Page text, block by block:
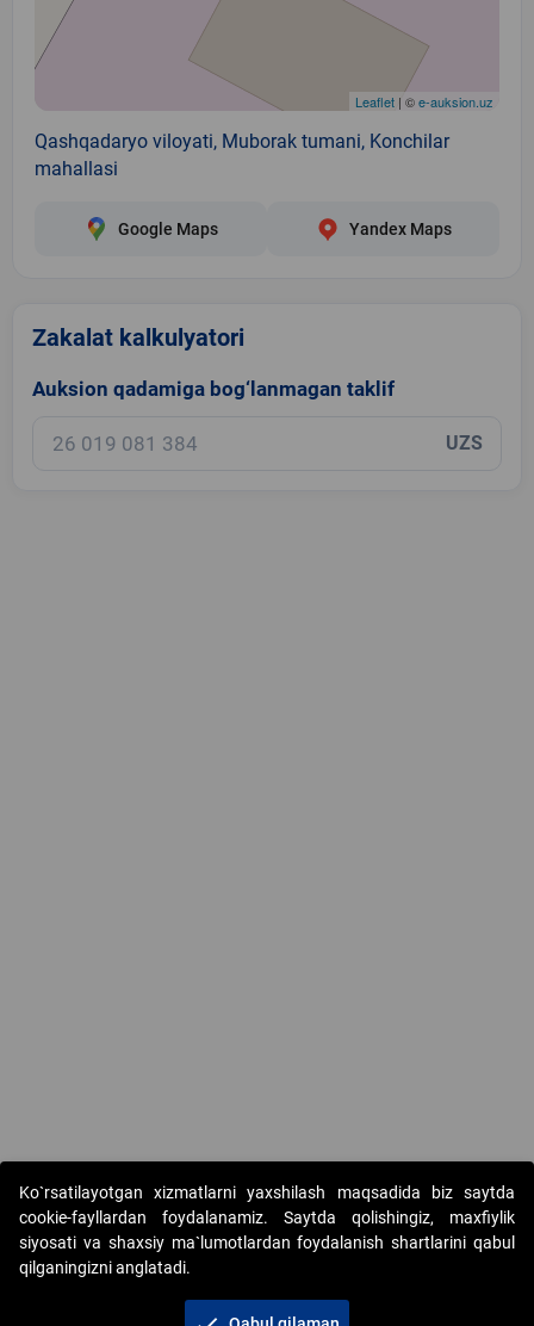
Leaflet | ©e-auksion.uz
Qashqadaryo viloyati, Muborak tumani, Konchilar
mahallasi
Google Maps Yandex Maps
Zakalat kalkulyatori
Auksion qadamiga bog‘lanmagan taklif
UZS
Copyright © 2017-2026. "Elektron onlayn-auksionlarni
tashkil etish" AJ. Barcha huquqlar himoyalangan
Ko`rsatilayotgan xizmatlarni yaxshilash maqsadida biz saytda
cookie-fayllardan foydalanamiz. Saytda qolishingiz, maxfiylik
siyosati va shaxsiy ma`lumotlardan foydalanish shartlarini qabul
qilganingizni anglatadi.